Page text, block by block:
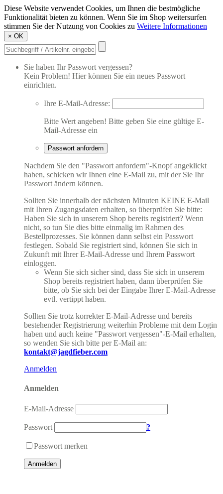
Diese Website verwendet Cookies, um Ihnen die bestmögliche
Funktionalität bieten zu können. Wenn Sie im Shop weitersurfen
stimmen Sie der Nutzung von Cookies zu Weitere Informationen
× OK
Sie haben Ihr Passwort vergessen?
Kein Problem! Hier können Sie ein neues Passwort
einrichten.
Ihre E-Mail-Adresse:
Bitte Wert angeben! Bitte geben Sie eine gültige E-
Mail-Adresse ein
Passwort anfordern
Nachdem Sie den "Passwort anfordern"-Knopf angeklickt
haben, schicken wir Ihnen eine E-Mail zu, mit der Sie Ihr
Passwort ändern können.
Sollten Sie innerhalb der nächsten Minuten KEINE E-Mail
mit Ihren Zugangsdaten erhalten, so überprüfen Sie bitte:
Haben Sie sich in unserem Shop bereits registriert? Wenn
nicht, so tun Sie dies bitte einmalig im Rahmen des
Bestellprozesses. Sie können dann selbst ein Passwort
festlegen. Sobald Sie registriert sind, können Sie sich in
Zukunft mit Ihrer E-Mail-Adresse und Ihrem Passwort
einloggen.
Wenn Sie sich sicher sind, dass Sie sich in unserem
Shop bereits registriert haben, dann überprüfen Sie
bitte, ob Sie sich bei der Eingabe Ihrer E-Mail-Adresse
evtl. vertippt haben.
Sollten Sie trotz korrekter E-Mail-Adresse und bereits
bestehender Registrierung weiterhin Probleme mit dem Login
haben und auch keine "Passwort vergessen"-E-Mail erhalten,
so wenden Sie sich bitte per E-Mail an:
kontakt@jagdfieber.com
Anmelden
Anmelden
E-Mail-Adresse
Passwort ?
Passwort merken
Anmelden